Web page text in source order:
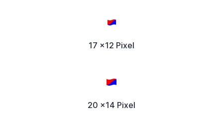
17 x12 Pixel
20 x14 Pixel